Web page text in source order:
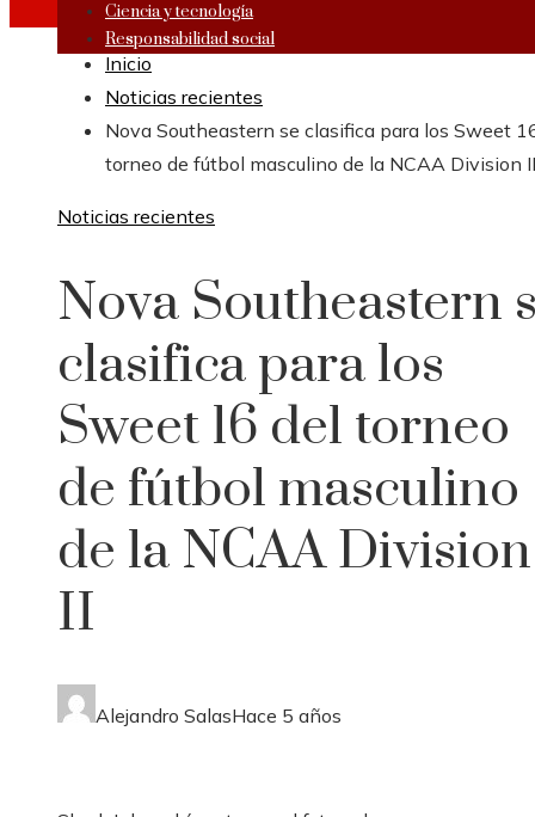
Ciencia y tecnología
Responsabilidad social
Inicio
Noticias recientes
Nova Southeastern se clasifica para los Sweet
torneo de fútbol masculino de la NCAA Division II
Noticias recientes
Nova Southeastern
clasifica para los
Sweet 16 del torneo
de fútbol masculino
de la NCAA Division
II
Alejandro SalasHace 5 años